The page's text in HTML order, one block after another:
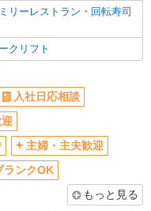
OK
通勤OK
支給
育休取得実績あり
当（家族・役職・インセン
など）あり
度あり
リーレストラン・回転寿司
クリフト
入社日応相談
主婦・主夫歓迎
ランクOK
もっと見る